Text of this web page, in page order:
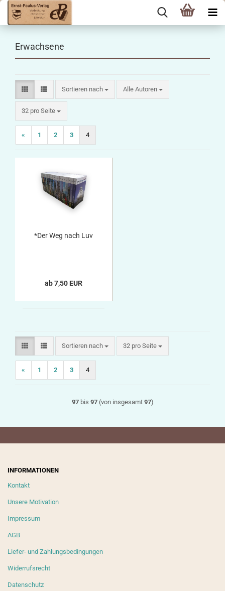
Erwachsene
Sortieren nach
Sortieren nach Alle Autoren
32 pro Seite
pro Seite
« 1 2 3 4
*Der Weg nach Luv
ab 7,50 EUR
Sortieren nach
Sortieren nach 32 pro Seite
pro Seite
« 1 2 3 4
97bis 97(von insgesamt 97)
INFORMATIONEN
Kontakt
Unsere Motivation
Impressum
AGB
Liefer- und Zahlungsbedingungen
Widerrufsrecht
Datenschutz